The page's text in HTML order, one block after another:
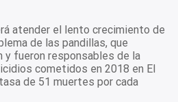
atender el lento crecimiento de
de las pandillas, que
y fueron responsables de la
cometidos en 2018 en El
de 51 muertes por cada